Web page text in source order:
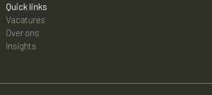
Quick links
Vacatures
Over ons
Insights